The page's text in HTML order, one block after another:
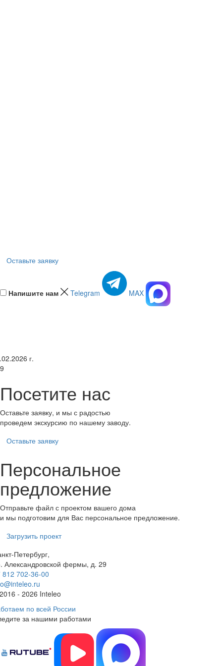
Оставьте заявку
Напишите нам Telegram MAX
г.
Посетите нас
Оставьте заявку, и мы с радостью
проведем экскурсию по нашему заводу.
Оставьте заявку
Персональное
предложение
Отправьте файл с проектом вашего дома
и мы подготовим для Вас персональное предложение.
Загрузить проект
Петербург,
Александровской фермы, д. 29
812 702-36-00
- 2026 Inteleo
по всей России
за нашими работами